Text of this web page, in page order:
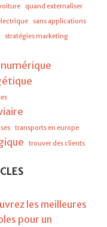
quand externaliser
sans applications
stratégies marketing
transports en europe
trouver des clients
les meilleures
pour un